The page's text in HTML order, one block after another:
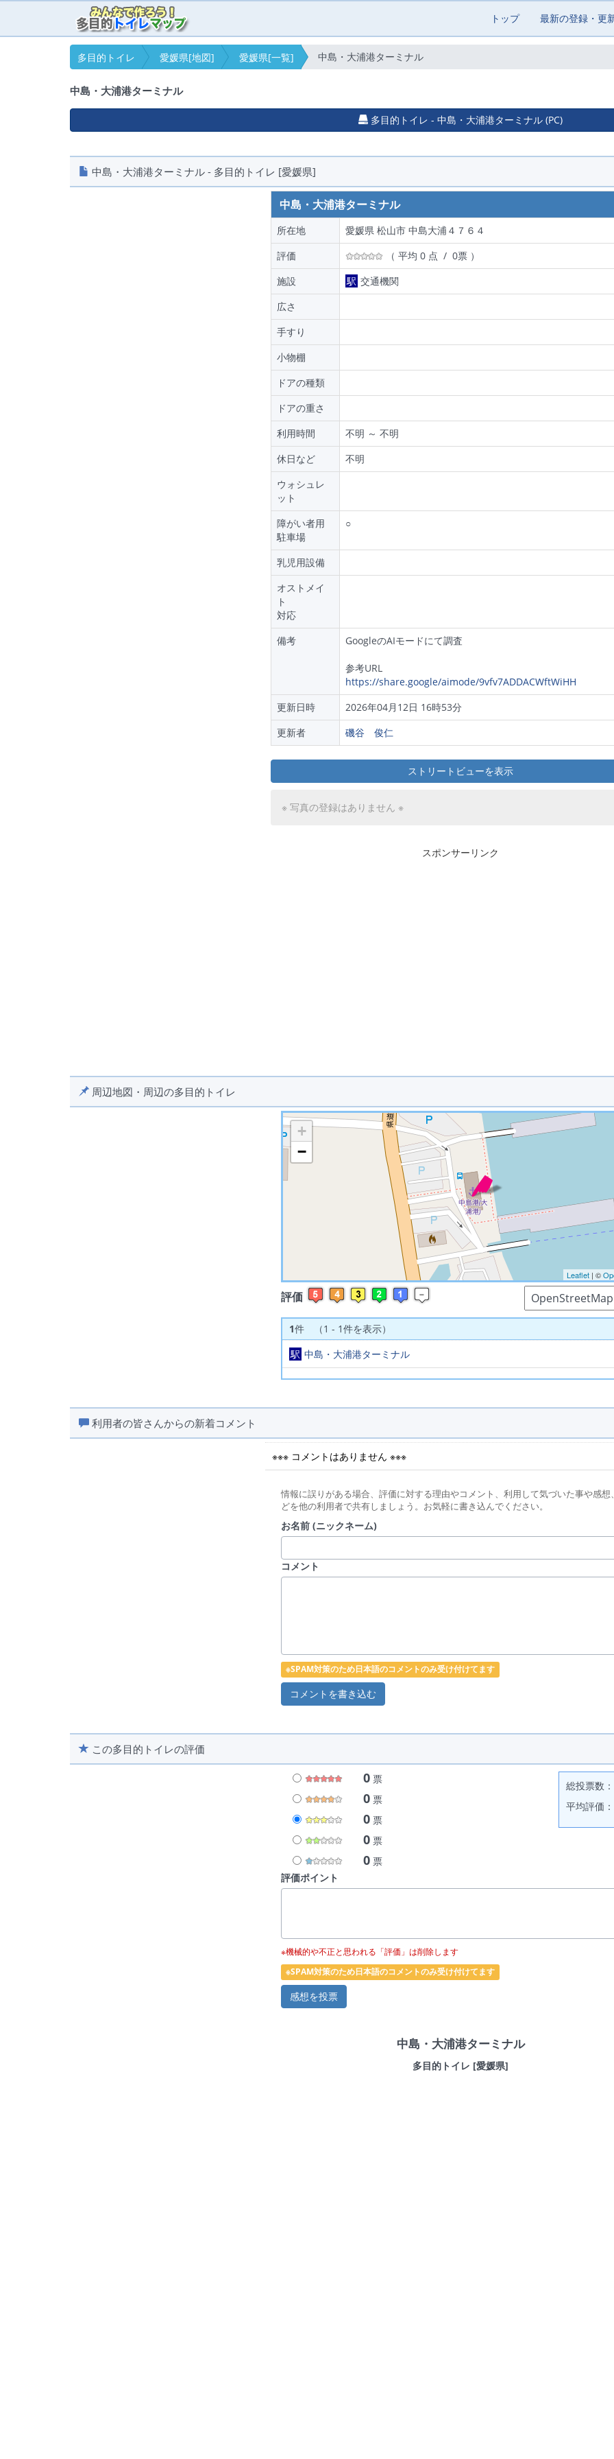
トップ 最新の登録・更
多目的トイレ 愛媛県[地図] 愛媛県[一覧] 中島・大浦港ターミナル
中島・大浦港ターミナル
多目的トイレ - 中島・大浦港ターミナル (PC)
中島・大浦港ターミナル - 多目的トイレ [愛媛県]
中島・大浦港ターミナル
所在地
愛媛県 松山市 中島大浦４７６４
評価
（ 平均 0 点 / 0票 ）
施設
駅 交通機関
広さ
手すり
小物棚
ドアの種類
ドアの重さ
利用時間
不明 ～ 不明
休日など
不明
ウォシュレ
ット
障がい者用
駐車場
○
乳児用設備
オストメイ
ト
対応
備考
GoogleのAIモードにて調査
参考URL
https://share.google/aimode/9vfv7ADDACWftWiHH
更新日時
2026年04月12日 16時53分
更新者
磯谷 俊仁
ストリートビューを表示
※ 写真の登録はありません ※
スポンサーリンク
周辺地図・周辺の多目的トイレ
※ マップを検索、表示中です ※
+
−
Leaflet| ©
評価
1件 （1 - 1件を表示）
駅 中島・大浦港ターミナル
利用者の皆さんからの新着コメント
※※※ コメントはありません ※※※
情報に誤りがある場合、評価に対する理由やコメント、利用して気づいた事や感想
どを他の利用者で共有しましょう。お気軽に書き込んでください。
お名前 (ニックネーム)
コメント
※SPAM対策のため日本語のコメントのみ受け付けてます
この多目的トイレの評価
0票
0票
0票
0票
0票
総投票数
平均評価
評価ポイント
※機械的や不正と思われる「評価」は削除します
※SPAM対策のため日本語のコメントのみ受け付けてます
中島・大浦港ターミナル
多目的トイレ [愛媛県]